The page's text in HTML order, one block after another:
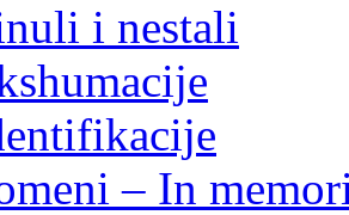
i nestali
– In